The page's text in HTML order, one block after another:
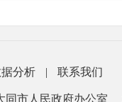
分析 | 联系我们
同市人民政府办公室